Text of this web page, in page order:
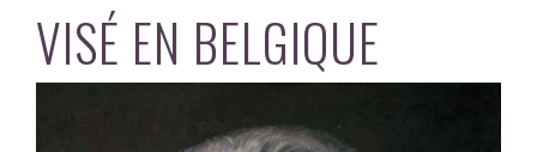
VISÉ EN BELGIQUE